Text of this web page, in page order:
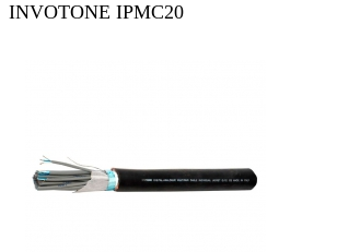
INVOTONE IPMC20